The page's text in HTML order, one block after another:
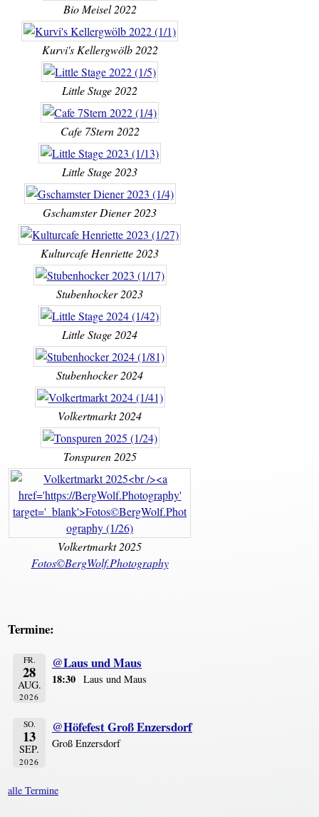
Bio Meisel 2022
Kurvi's Kellergwölb 2022
Little Stage 2022
Cafe 7Stern 2022
Little Stage 2023
Gschamster Diener 2023
Kulturcafe Henriette 2023
Stubenhocker 2023
Little Stage 2024
Stubenhocker 2024
Volkertmarkt 2024
Tonspuren 2025
Volkertmarkt 2025
Fotos©BergWolf.Photography
Termine:
FR.
28
AUG.
2026
@Laus und Maus
18:30 Laus und Maus
SO.
13
SEP.
2026
@Höfefest Groß Enzersdorf
Groß Enzersdorf
alle Termine